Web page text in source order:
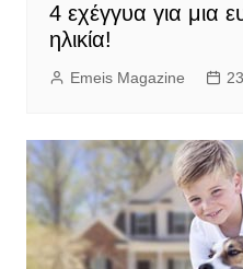
4 εχέγγυα για μια
ηλικία!
Emeis Magazine